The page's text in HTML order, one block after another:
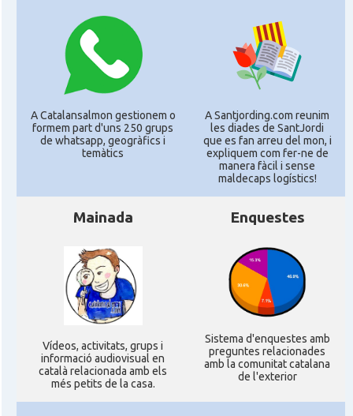
A Catalansalmon gestionem o
formem part d'uns 250 grups
de whatsapp, geogràfics i
temàtics
A Santjording.com reunim
les diades de SantJordi
que es fan arreu del mon, i
expliquem com fer-ne de
manera fàcil i sense
maldecaps logí­stics!
Mainada
Ví­deos, activitats, grups i
informació audiovisual en
català relacionada amb els
més petits de la casa.
Enquestes
Sistema d'enquestes amb
preguntes relacionades
amb la comunitat catalana
de l'exterior